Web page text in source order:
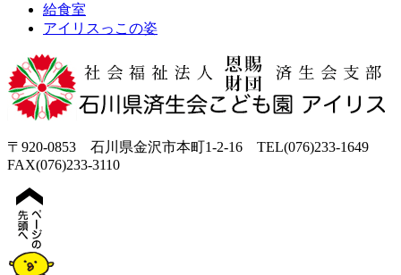
給食室
アイリスっこの姿
〒920-0853 石川県金沢市本町1-2-16 TEL(076)233-1649
FAX(076)233-3110